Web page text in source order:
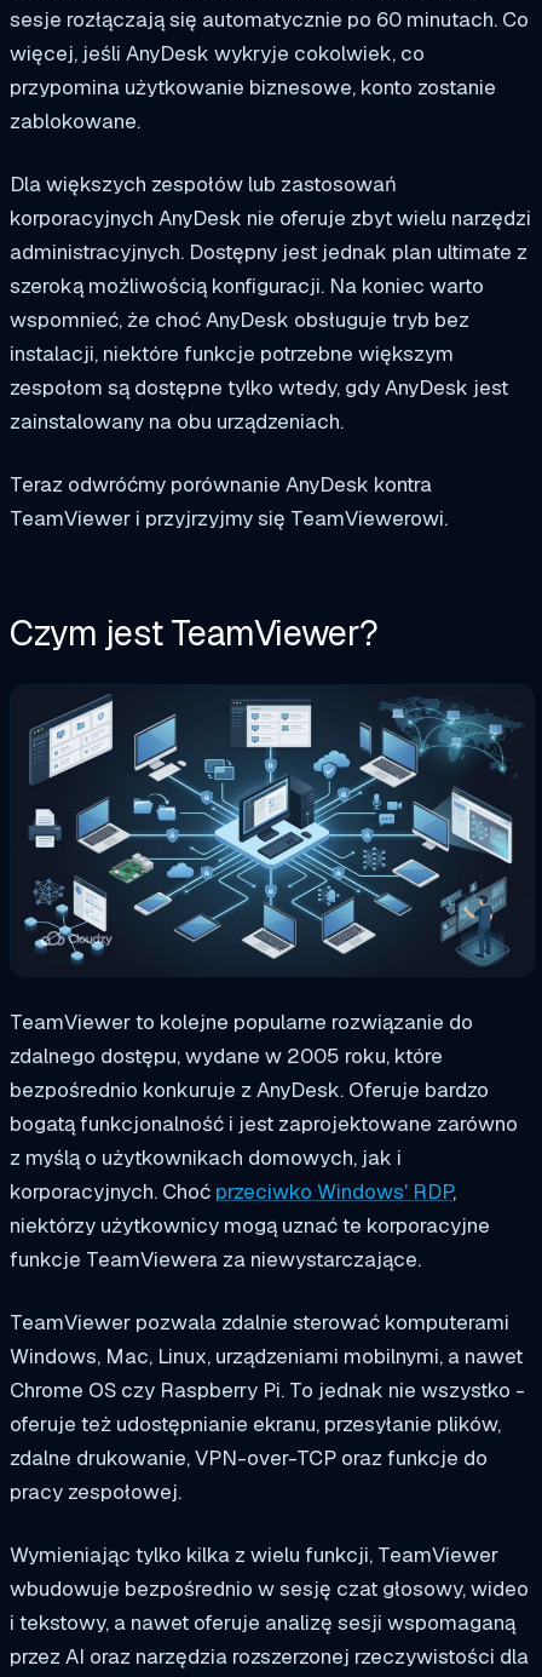
sesje rozłączają się automatycznie po 60 minutach. Co
więcej, jeśli AnyDesk wykryje cokolwiek, co
przypomina użytkowanie biznesowe, konto zostanie
zablokowane.
Dla większych zespołów lub zastosowań
korporacyjnych AnyDesk nie oferuje zbyt wielu narzędzi
administracyjnych. Dostępny jest jednak plan ultimate z
szeroką możliwością konfiguracji. Na koniec warto
wspomnieć, że choć AnyDesk obsługuje tryb bez
instalacji, niektóre funkcje potrzebne większym
zespołom są dostępne tylko wtedy, gdy AnyDesk jest
zainstalowany na obu urządzeniach.
Teraz odwróćmy porównanie AnyDesk kontra
TeamViewer i przyjrzyjmy się TeamViewerowi.
Czym jest TeamViewer?
TeamViewer to kolejne popularne rozwiązanie do
zdalnego dostępu, wydane w 2005 roku, które
bezpośrednio konkuruje z AnyDesk. Oferuje bardzo
bogatą funkcjonalność i jest zaprojektowane zarówno
z myślą o użytkownikach domowych, jak i
korporacyjnych. Choć przeciwko Windows' RDP,
niektórzy użytkownicy mogą uznać te korporacyjne
funkcje TeamViewera za niewystarczające.
TeamViewer pozwala zdalnie sterować komputerami
Windows, Mac, Linux, urządzeniami mobilnymi, a nawet
Chrome OS czy Raspberry Pi. To jednak nie wszystko -
oferuje też udostępnianie ekranu, przesyłanie plików,
zdalne drukowanie, VPN-over-TCP oraz funkcje do
pracy zespołowej.
Wymieniając tylko kilka z wielu funkcji, TeamViewer
wbudowuje bezpośrednio w sesję czat głosowy, wideo
i tekstowy, a nawet oferuje analizę sesji wspomaganą
przez AI oraz narzędzia rozszerzonej rzeczywistości dla